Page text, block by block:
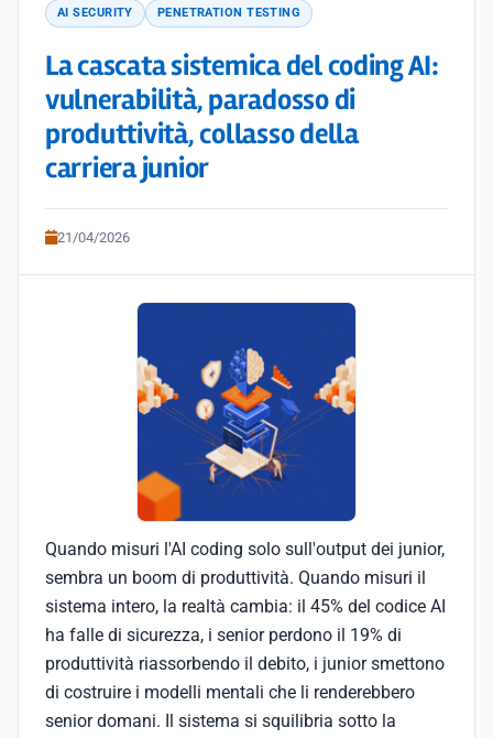
AI SECURITY PENETRATION TESTING
La cascata sistemica del coding AI:
vulnerabilità, paradosso di
produttività, collasso della
carriera junior
21/04/2026
Quando misuri l'AI coding solo sull'output dei junior,
sembra un boom di produttività. Quando misuri il
sistema intero, la realtà cambia: il 45% del codice AI
ha falle di sicurezza, i senior perdono il 19% di
produttività riassorbendo il debito, i junior smettono
di costruire i modelli mentali che li renderebbero
senior domani. Il sistema si squilibria sotto la